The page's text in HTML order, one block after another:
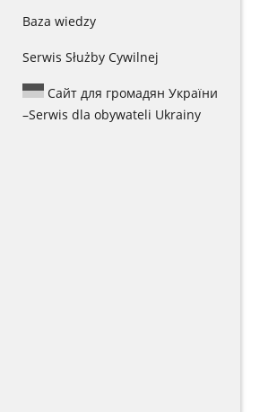
Baza wiedzy
Serwis Służby Cywilnej
Сайт для громадян України
–Serwis dla obywateli Ukrainy